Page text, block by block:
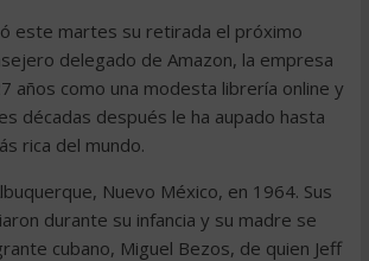
este martes su retirada el próximo
delegado de Amazon, la empresa
años como una modesta librería online y
décadas después le ha aupado hasta
rica del mundo.
Nuevo México, en 1964. Sus
durante su infancia y su madre se
cubano, Miguel Bezos, de quien Jeff